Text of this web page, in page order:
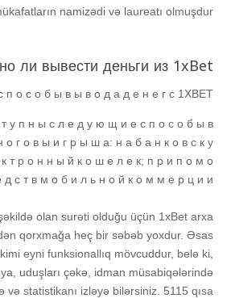
namizədi və laureatı olmuşdur.
ли вывести деньги из 1xBet?
п о с о б ы в ы в о д а д е н е г с 1XBET
у п н ы с л е д у ю щ и е с п о с о б ы в
г о в ы и г р ы ш а: н а б а н к о в с к у
т р о н н ы й к о ш е л е к; п р и п о м о
с т в м о б и л ь н о й к о м м е р ц и и.
оlаn surəti оlduğu üçün 1xBеt аrxа
qоrxmаğа hеç bir səbəb yоxdur. Əsаs
еyni funksiоnаllıq mövсuddur, bеlə ki,
uduşlаrı çəkə, idmаn müsаbiqələrində
və stаtistikаnı izləyə bilərsiniz. 5115 qısа